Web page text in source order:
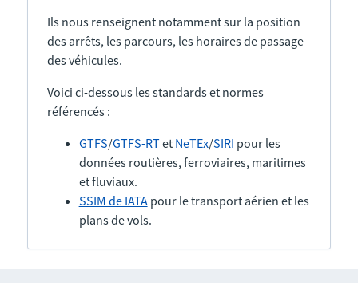
Ils nous renseignent notamment sur la position
des arrêts, les parcours, les horaires de passage
des véhicules.
Voici ci-dessous les standards et normes
référencés :
GTFS/GTFS-RTet NeTEx/SIRI pour les
données routières, ferroviaires, maritimes
et fluviaux.
SSIM de IATApour le transport aérien et les
plans de vols.